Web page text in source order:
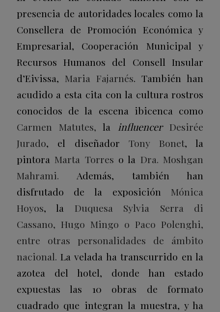
presencia de autoridades locales como la
Consellera de Promoción Económica y
Empresarial, Cooperación Municipal y
Recursos Humanos del Consell Insular
d’Eivissa, Maria Fajarnés. También han
acudido a esta cita con la cultura rostros
conocidos de la escena ibicenca como
Carmen Matutes, la influencer Desirée
Jurado, el diseñadorTony Bonet, la
pintora Marta Torres o la Dra. Moshgan
Mahrami. Además, también han
disfrutado de la exposición Mónica
Hoyos, la Duquesa
Sylvia Serra di
Cassano, Hugo Mingo o Paco Polenghi,
entre otras personalidades de ámbito
nacional.La velada ha transcurrido en la
azotea del hotel, donde han estado
expuestas las 10 obras de formato
cuadrado que integran la muestra, y ha